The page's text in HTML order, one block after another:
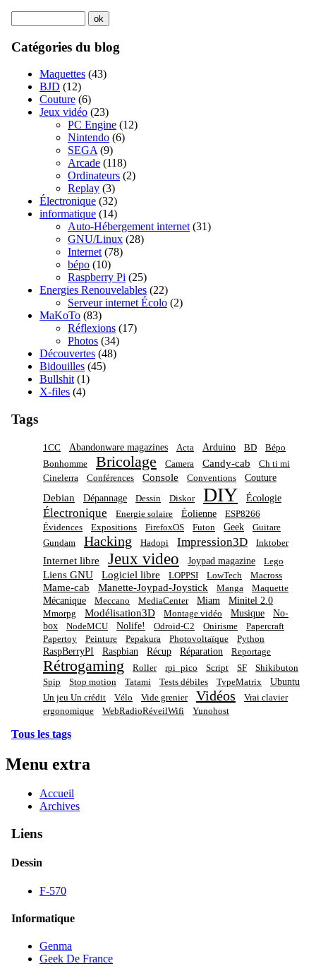
Catégories du blog
Maquettes (43)
BJD (12)
Couture (6)
Jeux vidéo (23)
PC Engine (12)
Nintendo (6)
SEGA (9)
Arcade (118)
Ordinateurs (2)
Replay (3)
Électronique (32)
informatique (14)
Auto-Hébergement internet (31)
GNU/Linux (28)
Internet (78)
bépo (10)
Raspberry Pi (25)
Energies Renouvelables (22)
Serveur internet Écolo (2)
MaKoTo (83)
Réflexions (17)
Photos (34)
Découvertes (48)
Bidouilles (45)
Bullshit (1)
X-files (4)
Tags
1CC Abandonware magazines Acta Arduino BD
Bépo
Bonhomme
Bricolage Camera Candy-cab
Ch ti mi
Cinelerra
Conférences Console Conventions Couture
Debian Dépannage Dessin Diskor DIY Écologie
Électronique Energie solaire Éolienne
ESP8266
Évidences
Expositions FirefoxOS Futon Geek
Guitare
Gundam
Hacking Hadopi Impression3D Inktober
Internet libre Jeux video Joypad magazine Lego
Liens GNU Logiciel libre LOPPSI LowTech Macross
Mame-cab Manette-Joypad-Joystick Manga Maquette
Mécanique Meccano MediaCenter Miam Minitel 2.0
Mmorpg Modélisation3D Montage vidéo Musique
No-
box
NodeMCU Nolife! Odroid-C2 Onirisme
Papercraft
Papertoy
Peinture Pepakura Photovoltaïque Python
RaspBerryPI Raspbian Récup Réparation Reportage
Rétrogaming Roller rpi_pico Script SF
Shikibuton
Spip
Stop motion Tatami Tests débiles TypeMatrix Ubuntu
Un jeu Un crédit Vélo Vide grenier Vidéos
Vrai clavier
ergonomique
WebRadioRéveilWifi Yunohost
Tous les tags
Menu extra
Accueil
Archives
Liens
Dessin
F-570
Informatique
Genma
Geek De France